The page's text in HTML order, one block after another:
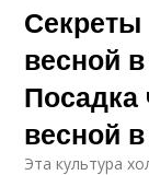
Секреты
весной
Посадка
весной
Эта культура